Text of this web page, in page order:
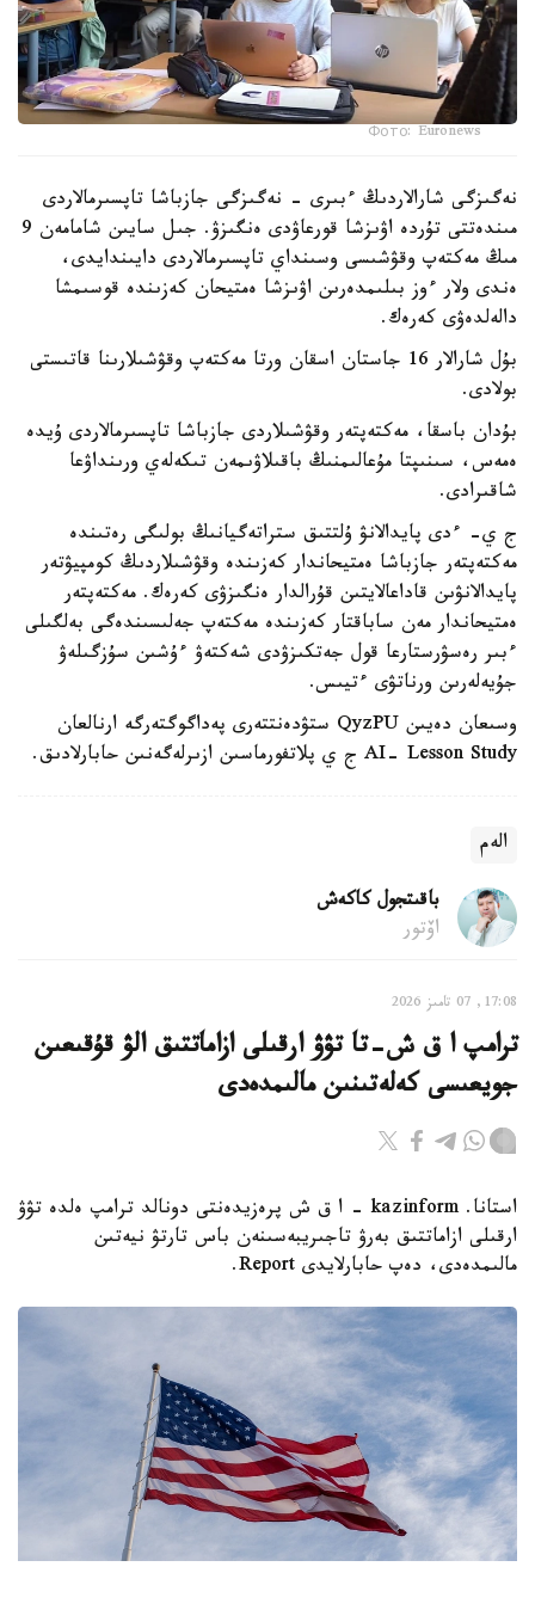
Фото: Euronews
نەگىزگى شارالاردىڭ ءبىرى - نەگىزگى جازباشا تاپسىرمالاردى
مىندەتتى تۇردە اۋىزشا قورعاۋدى ەنگىزۋ. جىل سايىن شامامەن 9
مىڭ مەكتەپ وقۋشىسى وسىنداي تاپسىرمالاردى دايىندايدى،
ەندى ولار ءوز بىلىمدەرىن اۋىزشا ەمتيحان كەزىندە قوسىمشا
دالەلدەۋى كەرەك.
بۇل شارالار 16 جاستان اسقان ورتا مەكتەپ وقۋشىلارىنا قاتىستى
بولادى.
بۇدان باسقا، مەكتەپتەر وقۋشىلاردى جازباشا تاپسىرمالاردى ۇيدە
ەمەس، سىنىپتا مۇعالىمنىڭ باقىلاۋىمەن تىكەلەي ورىنداۋعا
شاقىرادى.
ج ي- ءدى پايدالانۋ ۇلتتىق ستراتەگيانىڭ بولىگى رەتىندە
مەكتەپتەر جازباشا ەمتيحاندار كەزىندە وقۋشىلاردىڭ كومپيۋتەر
پايدالانۋىن قاداعالايتىن قۇرالدار ەنگىزۋى كەرەك. مەكتەپتەر
ەمتيحاندار مەن ساباقتار كەزىندە مەكتەپ جەلىسىندەگى بەلگىلى
ءبىر رەسۋرستارعا قول جەتكىزۋدى شەكتەۋ ءۇشىن سۇزگىلەۋ
جۇيەلەرىن ورناتۋى ءتيىس.
وسىعان دەيىن QyzPU ستۋدەنتتەرى پەداگوگتەرگە ارنالعان
AI- Lesson Study ج ي پلاتفورماسىن ازىرلەگەنىن حابارلادىق.
الەم
باقىتجول كاكەش
اۆتور
17:08, 07 تامىز 2026
ترامپ ا ق ش-تا تۋۋ ارقىلى ازاماتتىق الۋ قۇقىعىن
جويعىسى كەلەتىنىن مالىمدەدى
استانا. kazinform - ا ق ش پرەزيدەنتى دونالد ترامپ ەلدە تۋۋ
ارقىلى ازاماتتىق بەرۋ تاجىريبەسىنەن باس تارتۋ نيەتىن
مالىمدەدى، دەپ حابارلايدى Report.